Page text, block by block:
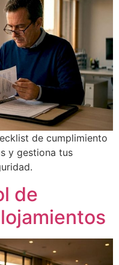
de cumplimiento
y gestiona tus
de